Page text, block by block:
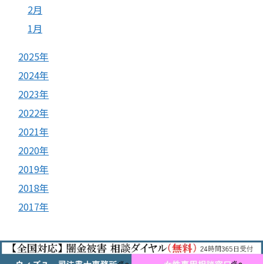
2月
1月
2025年
2024年
2023年
2022年
2021年
2020年
2019年
2018年
2017年